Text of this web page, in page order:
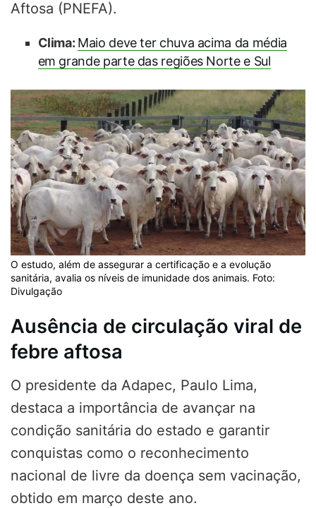
Aftosa (PNEFA).
Clima: Maio deve ter chuva acima da média
em grande parte das regiões Norte e Sul
O estudo, além de assegurar a certificação e a evolução
sanitária, avalia os níveis de imunidade dos animais. Foto:
Divulgação
Ausência de circulação viral de
febre aftosa
O presidente da Adapec, Paulo Lima,
destaca a importância de avançar na
condição sanitária do estado e garantir
conquistas como o reconhecimento
nacional de livre da doença sem vacinação,
obtido em março deste ano.